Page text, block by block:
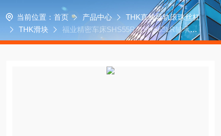
当前位置： 首页 产品中心
THK直线导轨滚珠丝杠
THK滑块
福业精密车床SHS55R与SHS55LR轴承配
件THK系列